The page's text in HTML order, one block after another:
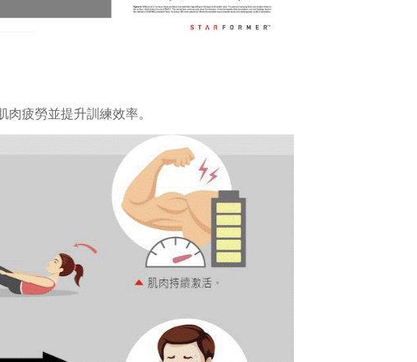
疲勞並提升訓練效率。